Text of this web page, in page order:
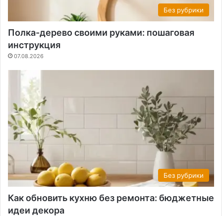
Без рубрики
Полка-дерево своими руками: пошаговая
инструкция
07.08.2026
Без рубрики
Как обновить кухню без ремонта: бюджетные
идеи декора